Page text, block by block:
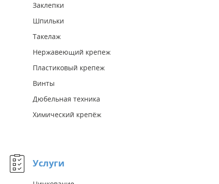
Заклепки
Шпильки
Такелаж
Нержавеющий крепеж
Пластиковый крепеж
Винты
Дюбельная техника
Химический крепёж
Услуги